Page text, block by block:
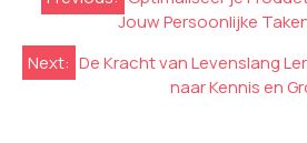
Jouw Persoonlijke
Next: De Kracht van Levenslang
naar Kennis en